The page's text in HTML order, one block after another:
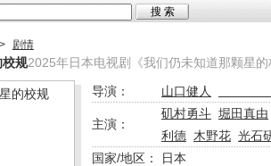
> 剧情
校规2025年日本电视剧《我们仍未知道那颗星
导演：
山口健人 高
主演：
矶村勇斗 堀田真由
利德 木野花 光石
国家/地区：
日本